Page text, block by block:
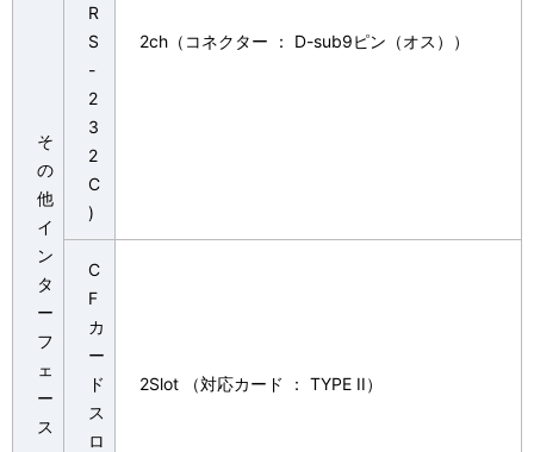
そ
の
他
イ
ン
タ
ー
フ
ェ
ー
ス
R
S
-
2
3
2
C
)
2ch（コネクター ： D-sub9ピン（オス））
C
F
カ
ー
ド
ス
ロ
2Slot （対応カード ： TYPE II）